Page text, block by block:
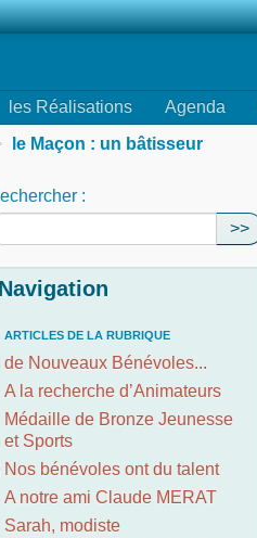
les Réalisations Agenda
le Maçon : un bâtisseur
:
>>
Navigation
ARTICLES DE LA RUBRIQUE
de Nouveaux Bénévoles...
A la recherche d’Animateurs
Médaille de Bronze Jeunesse
et Sports
Nos bénévoles ont du talent
A notre ami Claude MERAT
Sarah, modiste